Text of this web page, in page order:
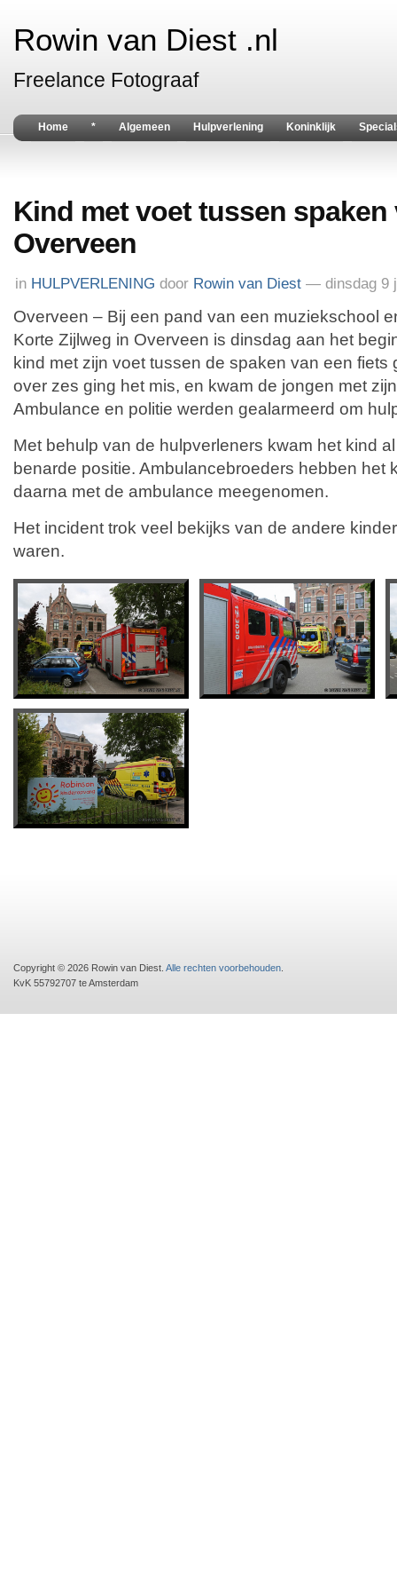
Rowin van Diest .nl
Freelance Fotograaf
Home * Algemeen Hulpverlening Koninklijk
Kind met voet tussen spaken
Overveen
in HULPVERLENING door Rowin van Diest — dinsdag 9
Overveen – Bij een pand van een muziekschool
Korte Zijlweg in Overveen is dinsdag aan het
kind met zijn voet tussen de spaken van een fiets
over zes ging het mis, en kwam de jongen met
Ambulance en politie werden gealarmeerd om
Met behulp van de hulpverleners kwam het kind
benarde positie. Ambulancebroeders hebben het
daarna met de ambulance meegenomen.
Het incident trok veel bekijks van de andere
waren.
Copyright © 2026 Rowin van Diest. Alle rechten voorbehouden
KvK 55792707 te Amsterdam